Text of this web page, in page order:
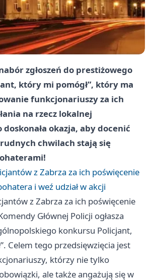
zgłoszeń do prestiżowego
który mi pomógł”, który ma
funkcjonariuszy za ich
na rzecz lokalnej
doskonała okazja, aby docenić
chwilach stają się
z Zabrza za ich poświęcenie
i weź udział w akcji
z Zabrza za ich poświęcenie
Głównej Policji ogłasza
konkursu Policjant,
Celem tego przedsięwzięcia jest
którzy nie tylko
ale także angażują się w